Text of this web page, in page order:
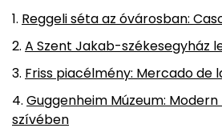
Reggeli séta az óvárosban:
A Szent Jakab-székesegyház
Friss piacélmény: Mercado de
Guggenheim Múzeum:
szívében